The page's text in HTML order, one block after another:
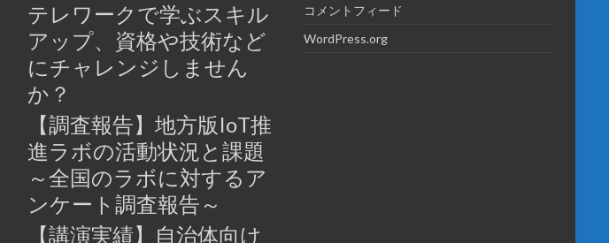
テレワークで学ぶスキル
アップ、資格や技術など
にチャレンジしません
か？
【調査報告】地方版IoT推
進ラボの活動状況と課題
～全国のラボに対するア
ンケート調査報告～
【講演実績】自治体向け
コメントフィード
WordPress.org